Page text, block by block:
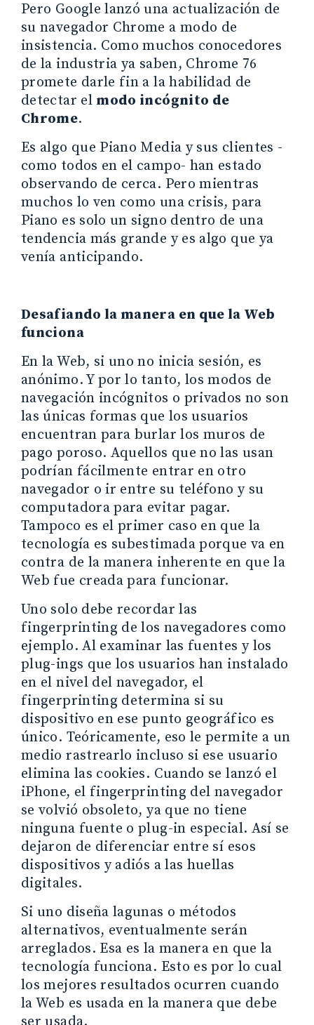
Pero Google lanzó una actualización de
su navegador Chrome a modo de
insistencia. Como muchos conocedores
de la industria ya saben, Chrome 76
promete darle fin a la habilidad de
detectar el modo incógnito de
Chrome.
Es algo que Piano Media y sus clientes -
como todos en el campo- han estado
observando de cerca. Pero mientras
muchos lo ven como una crisis, para
Piano es solo un signo dentro de una
tendencia más grande y es algo que ya
venía anticipando.
Desafiando la manera en que la Web
funciona
En la Web, si uno no inicia sesión, es
anónimo. Y por lo tanto, los modos de
navegación incógnitos o privados no son
las únicas formas que los usuarios
encuentran para burlar los muros de
pago poroso. Aquellos que no las usan
podrían fácilmente entrar en otro
navegador o ir entre su teléfono y su
computadora para evitar pagar.
Tampoco es el primer caso en que la
tecnología es subestimada porque va en
contra de la manera inherente en que la
Web fue creada para funcionar.
Uno solo debe recordar las
fingerprinting de los navegadores como
ejemplo. Al examinar las fuentes y los
plug-ings que los usuarios han instalado
en el nivel del navegador, el
fingerprinting determina si su
dispositivo en ese punto geográfico es
único. Teóricamente, eso le permite a un
medio rastrearlo incluso si ese usuario
elimina las cookies. Cuando se lanzó el
iPhone, el fingerprinting del navegador
se volvió obsoleto, ya que no tiene
ninguna fuente o plug-in especial. Así se
dejaron de diferenciar entre sí esos
dispositivos y adiós a las huellas
digitales.
Si uno diseña lagunas o métodos
alternativos, eventualmente serán
arreglados. Esa es la manera en que la
tecnología funciona. Esto es por lo cual
los mejores resultados ocurren cuando
la Web es usada en la manera que debe